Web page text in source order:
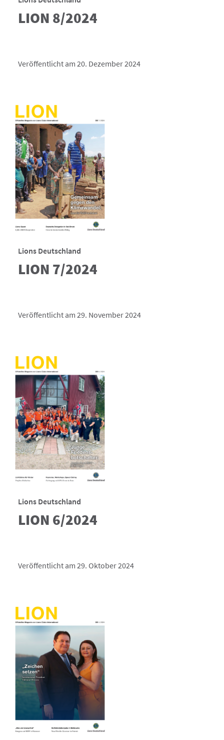
LION 8/2024
Veröffentlicht am 20. Dezember 2024
Lions Deutschland
LION 7/2024
Veröffentlicht am 29. November 2024
Lions Deutschland
LION 6/2024
Veröffentlicht am 29. Oktober 2024